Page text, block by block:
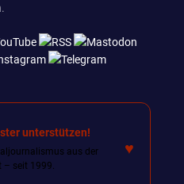
unterstützen!
aus der
– seit 1999.
♥